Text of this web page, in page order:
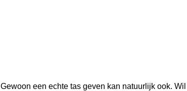
Gewoon een echte tas geven kan natuurlijk ook.